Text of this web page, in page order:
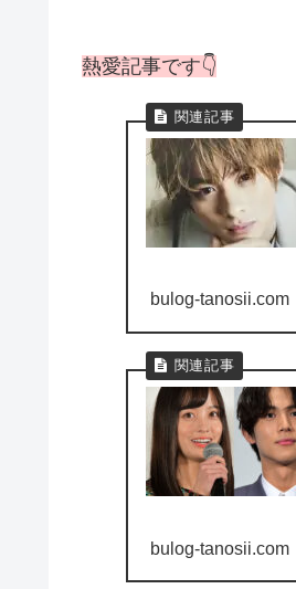
熱愛記事です👇
bulog-tanosii.com
bulog-tanosii.com